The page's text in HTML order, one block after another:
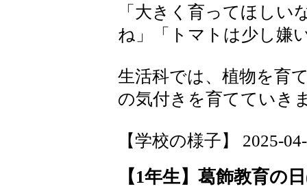
「大きく育ってほしい
ね」「トマトは少し嫌
生活科では、植物を育
の気付きを育てていき
【学校の様子】 2025-
【1年生】葛飾教育の